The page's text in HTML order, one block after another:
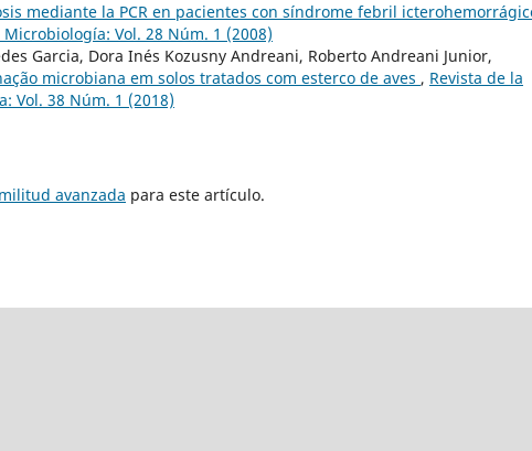
mediante la PCR en pacientes con síndrome febril
Vol. 28 Núm. 1 (2008)
Garcia, Dora Inés Kozusny Andreani, Roberto Andreani Junior,
microbiana em solos tratados com esterco de aves , Revista de la
Vol. 38 Núm. 1 (2018)
avanzada para este artículo.